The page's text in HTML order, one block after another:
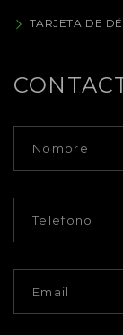
TARJETA DE